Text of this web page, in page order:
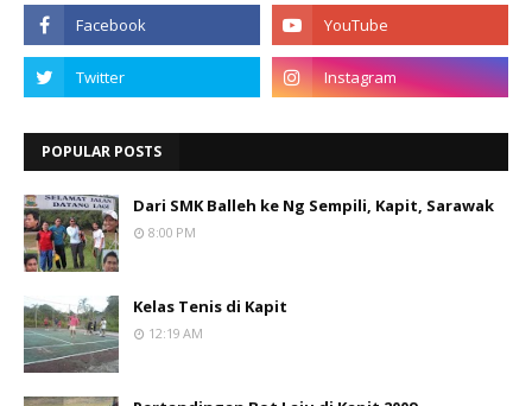
POPULAR POSTS
Dari SMK Balleh ke Ng Sempili, Kapit, Sarawak
8:00 PM
Kelas Tenis di Kapit
12:19 AM